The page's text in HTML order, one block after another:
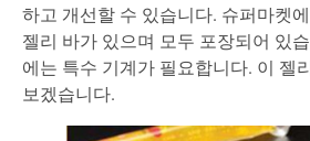
하고 개선할 수 있습니다. 슈퍼마켓
젤리 바가 있으며 모두 포장되어 있
에는 특수 기계가 필요합니다. 이 젤
보겠습니다.